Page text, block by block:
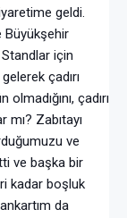
geldi.
Büyükşehir
için
çadırı
çadırı
mı? Zabıtayı
ve
ve başka bir
kadar boşluk
da